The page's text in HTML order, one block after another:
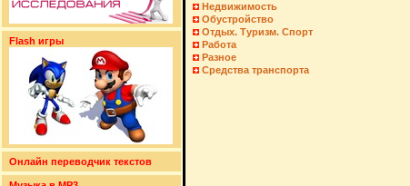
Flash игры
Онлайн переводчик текстов
Недвижимость
Обустройство
Отдых. Туризм. Спорт
Работа
Разное
Средства транспорта